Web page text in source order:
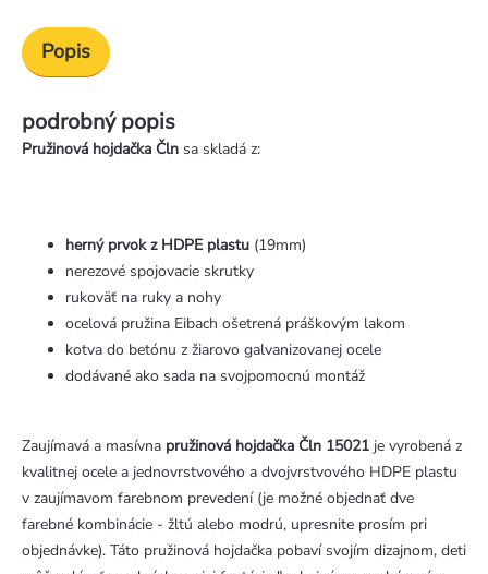
Popis
podrobný popis
Pružinová hojdačka Čln sa skladá z:
herný prvok z HDPE plastu (19mm)
nerezové spojovacie skrutky
rukoväť na ruky a nohy
ocelová pružina Eibach ošetrená práškovým lakom
kotva do betónu z žiarovo galvanizovanej ocele
dodávané ako sada na svojpomocnú montáž
Zaujímavá a masívna pružinová hojdačka Čln 15021 je vyrobená z
kvalitnej ocele a jednovrstvového a dvojvrstvového HDPE plastu
v zaujímavom farebnom prevedení (je možné objednať dve
farebné kombinácie - žltú alebo modrú, upresnite prosím pri
objednávke). Táto pružinová hojdačka pobaví svojím dizajnom, deti